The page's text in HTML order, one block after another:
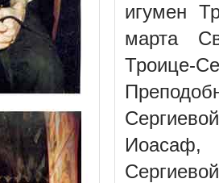
игумен
марта
Троице-
Иоасаф,